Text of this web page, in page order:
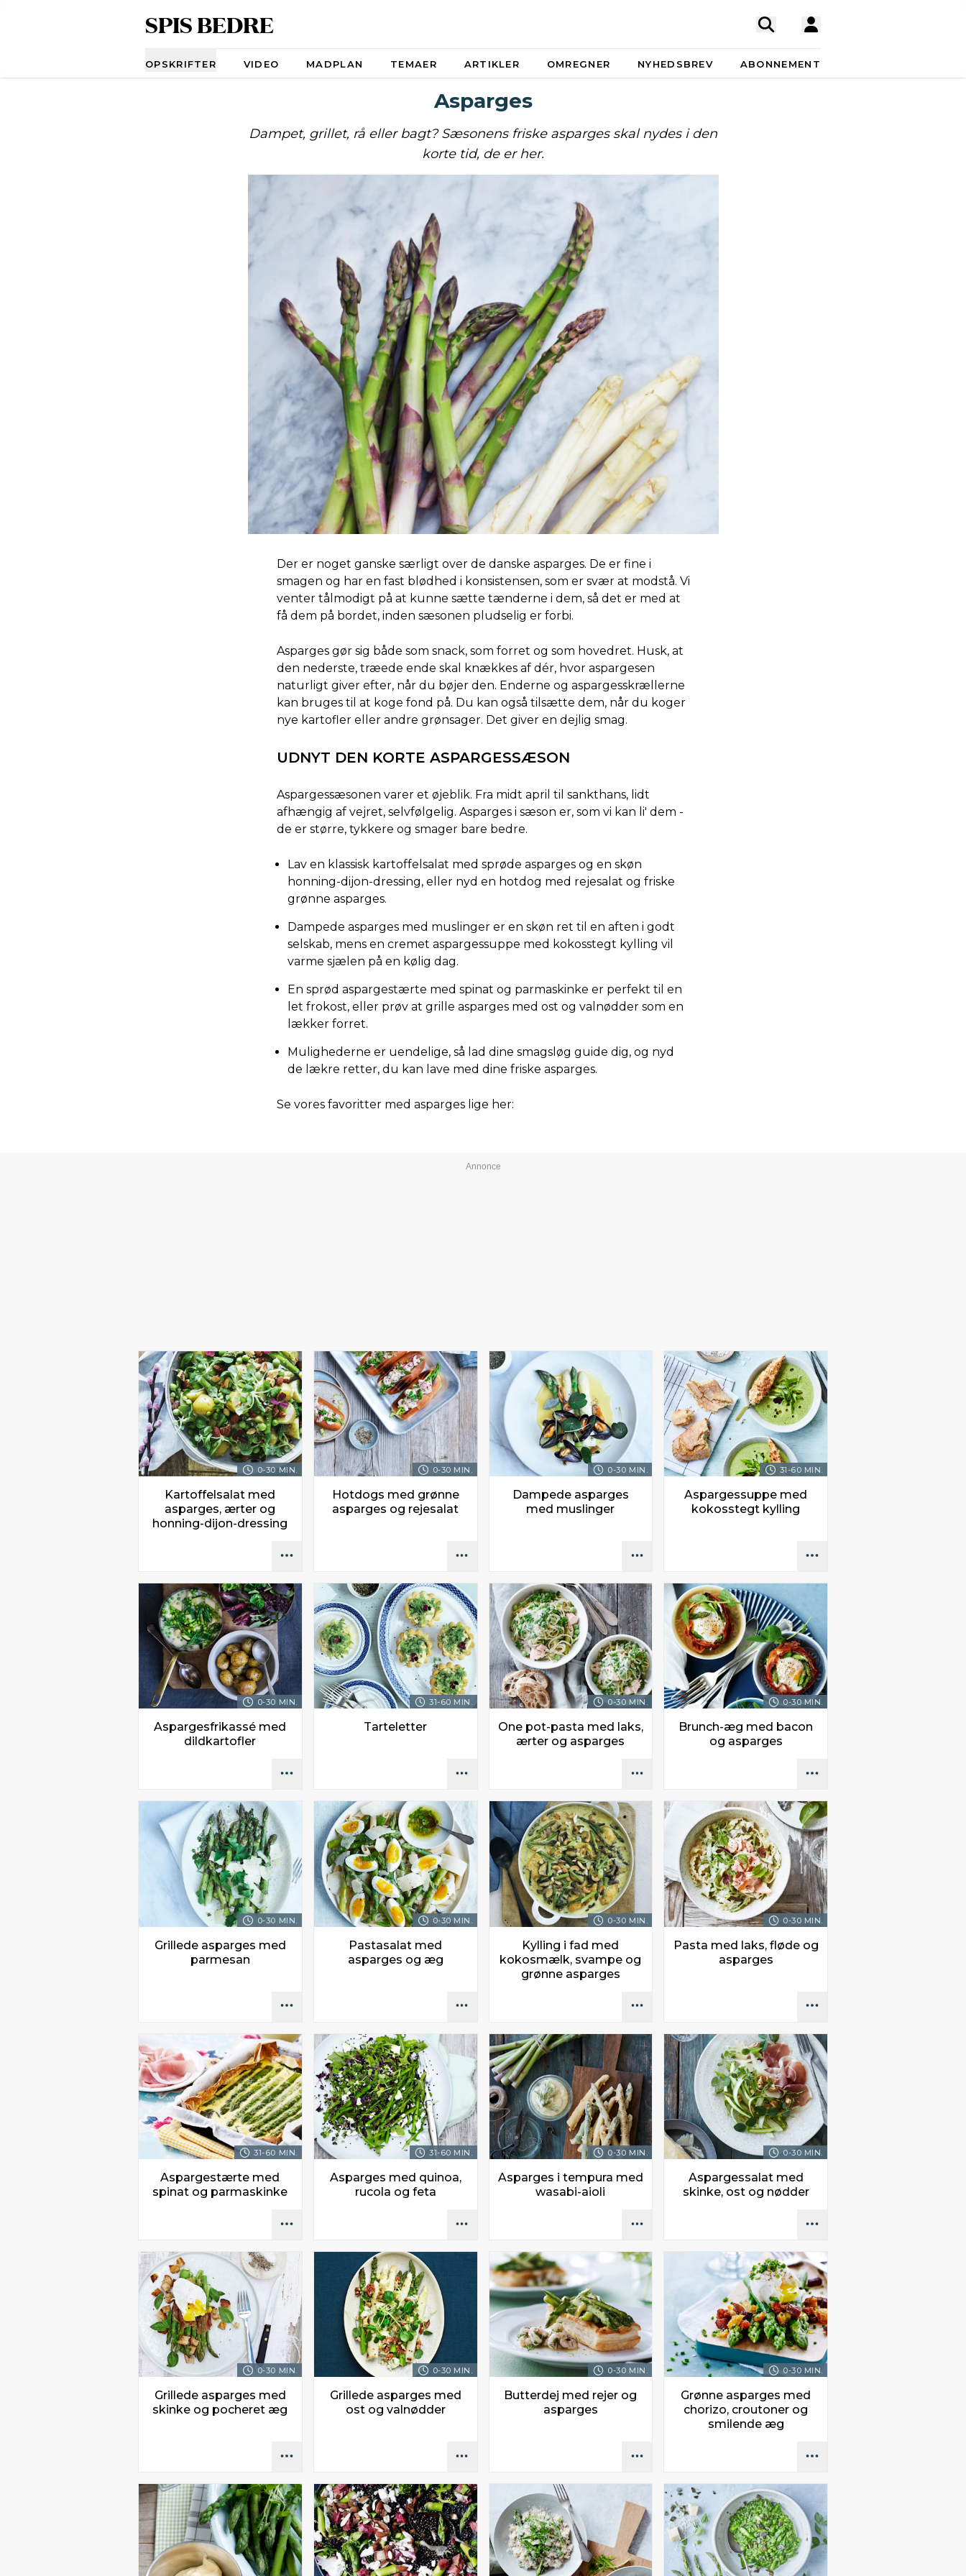
SPIS BEDRE
OPSKRIFTER VIDEO MADPLAN TEMAER ARTIKLER OMREGNER NYHEDSBREV ABONNEMENT
Asparges
Dampet, grillet, rå eller bagt? Sæsonens friske asparges skal nydes i den
korte tid, de er her.
Der er noget ganske særligt over de danske asparges. De er fine i
smagen og har en fast blødhed i konsistensen, som er svær at modstå. Vi
venter tålmodigt på at kunne sætte tænderne i dem, så det er med at
få dem på bordet, inden sæsonen pludselig er forbi.
Asparges gør sig både som snack, som forret og som hovedret. Husk, at
den nederste, træede ende skal knækkes af dér, hvor aspargesen
naturligt giver efter, når du bøjer den. Enderne og aspargesskrællerne
kan bruges til at koge fond på. Du kan også tilsætte dem, når du koger
nye kartofler eller andre grønsager. Det giver en dejlig smag.
UDNYT DEN KORTE ASPARGESSÆSON
Aspargessæsonen varer et øjeblik. Fra midt april til sankthans, lidt
afhængig af vejret, selvfølgelig. Asparges i sæson er, som vi kan li' dem -
de er større, tykkere og smager bare bedre.
Lav en klassisk kartoffelsalat med sprøde asparges og en skøn
honning-dijon-dressing, eller nyd en hotdog med rejesalat og friske
grønne asparges.
Dampede asparges med muslinger er en skøn ret til en aften i godt
selskab, mens en cremet aspargessuppe med kokosstegt kylling vil
varme sjælen på en kølig dag.
En sprød aspargestærte med spinat og parmaskinke er perfekt til en
let frokost, eller prøv at grille asparges med ost og valnødder som en
lækker forret.
Mulighederne er uendelige, så lad dine smagsløg guide dig, og nyd
de lækre retter, du kan lave med dine friske asparges.
Se vores favoritter med asparges lige her:
0-30 MIN.
Kartoffelsalat med
asparges, ærter og
honning-dijon-dressing
0-30 MIN.
Hotdogs med grønne
asparges og rejesalat
0-30 MIN.
Dampede asparges
med muslinger
31-60 MIN.
Aspargessuppe med
kokosstegt kylling
0-30 MIN.
Aspargesfrikassé med
dildkartofler
31-60 MIN.
Tarteletter
0-30 MIN.
One pot-pasta med laks,
ærter og asparges
0-30 MIN.
Brunch-æg med bacon
og asparges
0-30 MIN.
Grillede asparges med
parmesan
0-30 MIN.
Pastasalat med
asparges og æg
0-30 MIN.
Kylling i fad med
kokosmælk, svampe og
grønne asparges
0-30 MIN.
Pasta med laks, fløde og
asparges
31-60 MIN.
Aspargestærte med
spinat og parmaskinke
31-60 MIN.
Asparges med quinoa,
rucola og feta
0-30 MIN.
Asparges i tempura med
wasabi-aioli
0-30 MIN.
Aspargessalat med
skinke, ost og nødder
0-30 MIN.
Grillede asparges med
skinke og pocheret æg
0-30 MIN.
Grillede asparges med
ost og valnødder
0-30 MIN.
Butterdej med rejer og
asparges
0-30 MIN.
Grønne asparges med
chorizo, croutoner og
smilende æg